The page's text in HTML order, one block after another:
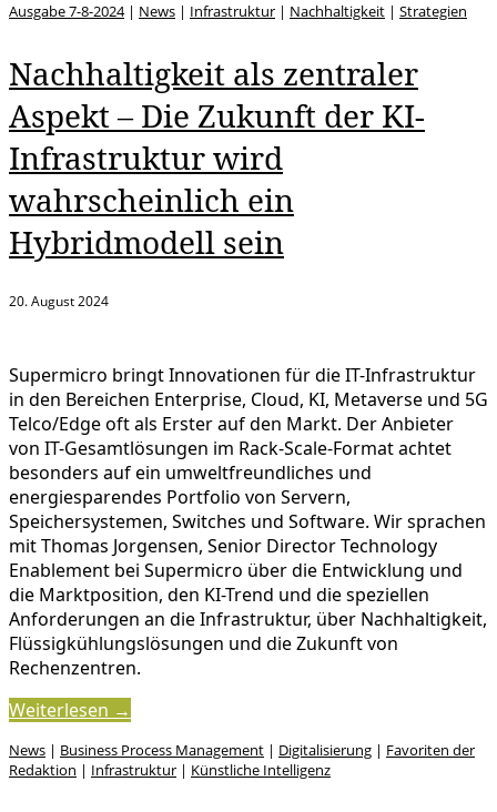
Ausgabe 7-8-2024| News | Infrastruktur | Nachhaltigkeit | Strategien
Nachhaltigkeit als zentraler
Aspekt – Die Zukunft der KI-
Infrastruktur wird
wahrscheinlich ein
Hybridmodell sein
20. August 2024
Supermicro bringt Innovationen für die IT-Infrastruktur
in den Bereichen Enterprise, Cloud, KI, Metaverse und 5G
Telco/Edge oft als Erster auf den Markt. Der Anbieter
von IT-Gesamtlösungen im Rack-Scale-Format achtet
besonders auf ein umweltfreundliches und
energiesparendes Portfolio von Servern,
Speichersystemen, Switches und Software. Wir sprachen
mit Thomas Jorgensen, Senior Director Technology
Enablement bei Supermicro über die Entwicklung und
die Marktposition, den KI-Trend und die speziellen
Anforderungen an die Infrastruktur, über Nachhaltigkeit,
Flüssigkühlungslösungen und die Zukunft von
Rechenzentren.
Weiterlesen →
News | Business Process Management | Digitalisierung | Favoriten der
Redaktion | Infrastruktur | Künstliche Intelligenz